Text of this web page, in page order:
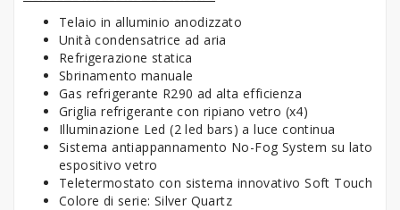
Telaio in alluminio anodizzato
Unità condensatrice ad aria
Refrigerazione statica
Sbrinamento manuale
Gas refrigerante R290 ad alta efficienza
Griglia refrigerante con ripiano vetro (x4)
Illuminazione Led (2 led bars) a luce continua
Sistema antiappannamento No-Fog System su lato
espositivo vetro
Teletermostato con sistema innovativo Soft Touch
Colore di serie: Silver Quartz